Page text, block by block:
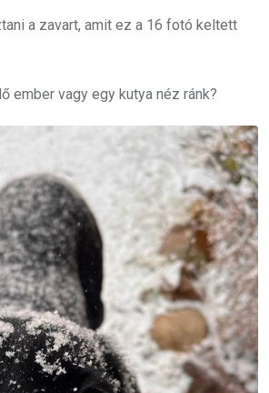
a zavart, amit ez a 16 fotó keltett
ember vagy egy kutya néz ránk?